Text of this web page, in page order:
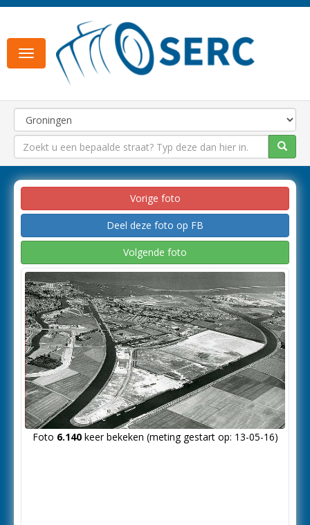
Toggle
navigation
Vorige foto
Deel deze foto op FB
Volgende foto
Foto 6.140keer bekeken (meting gestart op: 13-05-16)